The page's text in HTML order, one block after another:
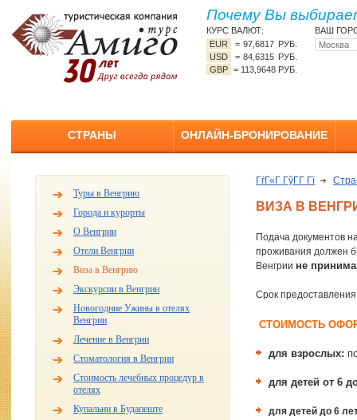
Почему Вы
КУРС ВАЛЮТ:
EUR
=97,6817 РУБ.
USD
=84,6315 РУБ.
GBP = 113,9648 РУБ.
ВАШ
СТРАНЫ ОНЛАЙН-БРОНИРОВАНИЕ
Туры в Венгрию
Города и курорты
О Венгрии
Отели Венгрии
Виза в Венгрию
Экскурсии в Венгрии
Новогодние Ужины в отелях
Венгрии
Лечение в Венгрии
Стоматология в Венгрии
Стоимость лечебных процедур в
отелях
Купальни в Будапеште
ГѓГ«Г ГўГ­Г Гї
ВИЗА В
Подача документов
проживания должен
Венгрии не
Срок
СТОИМОСТЬ
для взрослых:
для детей от 6
для детей до 6